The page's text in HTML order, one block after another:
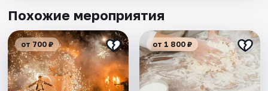
Похожие мероприятия
от 700 ₽ от 1 800 ₽